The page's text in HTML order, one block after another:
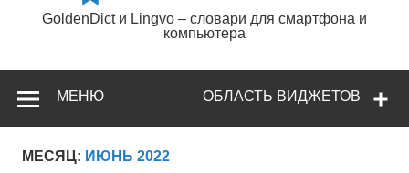
GoldenDict и Lingvo – словари для смартфона и
компьютера
ОБЛАСТЬ ВИДЖЕТОВ
МЕНЮ
МЕСЯЦ: ИЮНЬ 2022